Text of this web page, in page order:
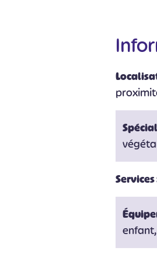
Services
enfant,